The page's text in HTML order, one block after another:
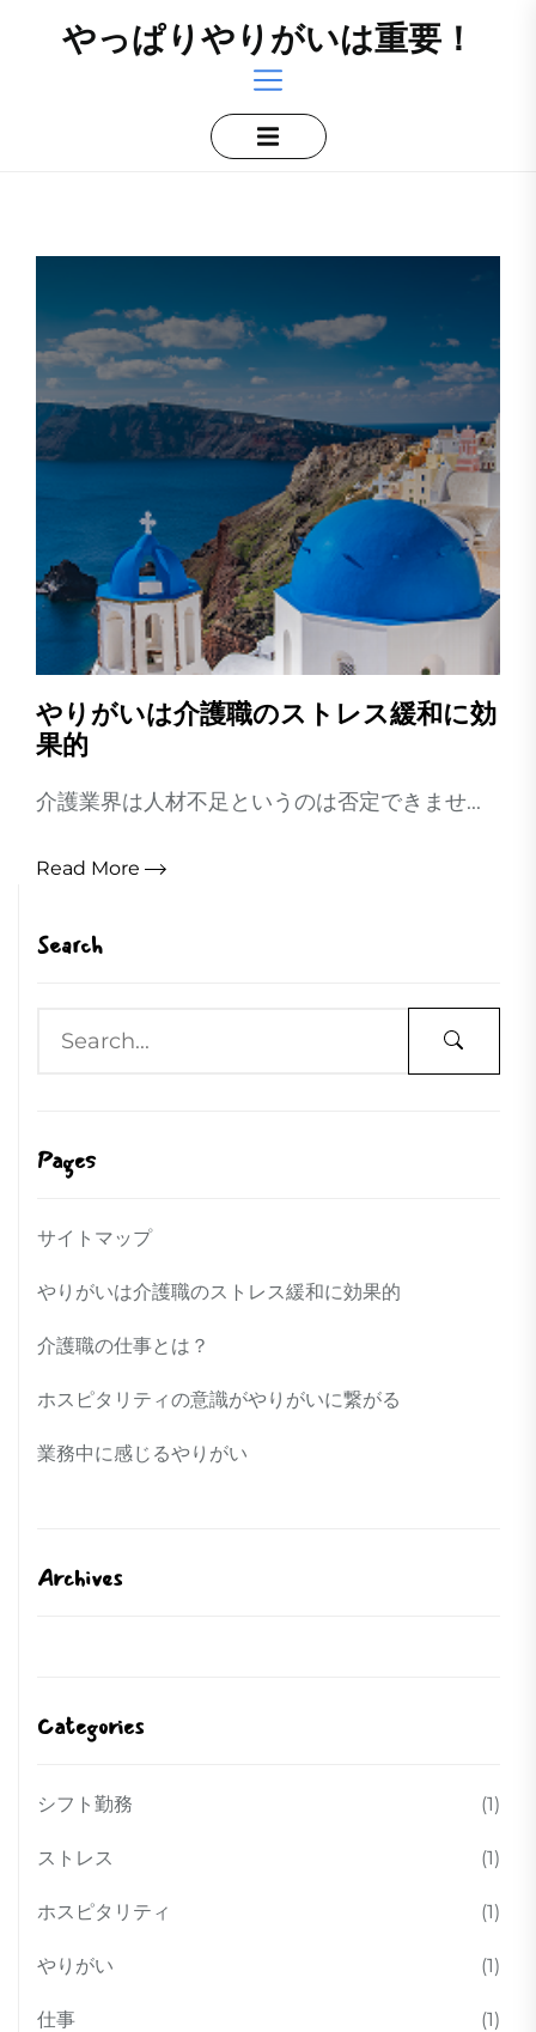
やっぱりやりがいは重要！
やりがいは介護職のストレス緩和に効
果的
介護業界は人材不足というのは否定できませ...
Read More
Search
Pages
サイトマップ
やりがいは介護職のストレス緩和に効果的
介護職の仕事とは？
ホスピタリティの意識がやりがいに繋がる
業務中に感じるやりがい
Archives
Categories
シフト勤務 (1)
ストレス (1)
ホスピタリティ (1)
やりがい (1)
仕事 (1)